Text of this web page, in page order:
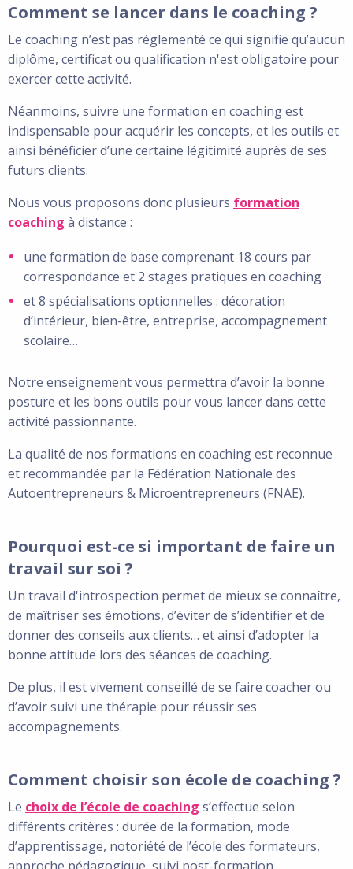
Comment se lancer dans le coaching ?
Le coaching n’est pas réglementé ce qui signifie qu’aucun
diplôme, certificat ou qualification n'est obligatoire pour
exercer cette activité.
Néanmoins, suivre une formation en coaching est
indispensable pour acquérir les concepts, et les outils et
ainsi bénéficier d’une certaine légitimité auprès de ses
futurs clients.
Nous vous proposons donc plusieurs formation
coaching à distance :
une formation de base comprenant 18 cours par
correspondance et 2 stages pratiques en coaching
et 8 spécialisations optionnelles : décoration
d’intérieur, bien-être, entreprise, accompagnement
scolaire…
Notre enseignement vous permettra d’avoir la bonne
posture et les bons outils pour vous lancer dans cette
activité passionnante.
La qualité de nos formations en coaching est reconnue
et recommandée par la Fédération Nationale des
Autoentrepreneurs & Microentrepreneurs (FNAE).
Pourquoi est-ce si important de faire un
travail sur soi ?
Un travail d'introspection permet de mieux se connaître,
de maîtriser ses émotions, d’éviter de s’identifier et de
donner des conseils aux clients… et ainsi d’adopter la
bonne attitude lors des séances de coaching.
De plus, il est vivement conseillé de se faire coacher ou
d’avoir suivi une thérapie pour réussir ses
accompagnements.
Comment choisir son école de coaching ?
Le choix de l’école de coaching s’effectue selon
différents critères : durée de la formation, mode
d’apprentissage, notoriété de l’école des formateurs,
approche pédagogique, suivi post-formation...